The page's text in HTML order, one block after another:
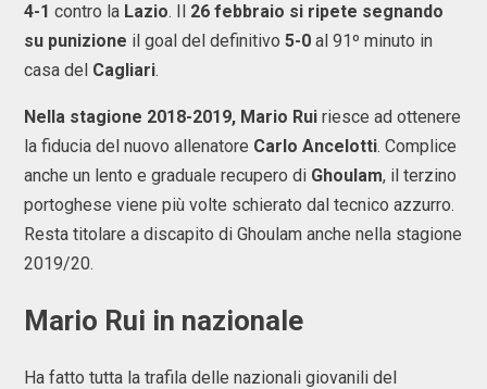
4-1 contro la Lazio. Il 26 febbraio si ripete segnando
su punizione il goal del definitivo 5-0 al 91º minuto in
casa del Cagliari.
Nella stagione 2018-2019, Mario Rui riesce ad ottenere
la fiducia del nuovo allenatore Carlo Ancelotti. Complice
anche un lento e graduale recupero di Ghoulam, il terzino
portoghese viene più volte schierato dal tecnico azzurro.
Resta titolare a discapito di Ghoulam anche nella stagione
2019/20.
Mario Rui in nazionale
Ha fatto tutta la trafila delle nazionali giovanili del